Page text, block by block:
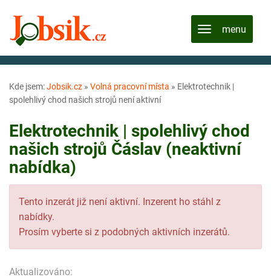
Kde jsem:Jobsik.cz » Volná pracovní místa » Elektrotechnik |
spolehlivý chod našich strojů není aktivní
Elektrotechnik | spolehlivý chod
našich strojů Čáslav (neaktivní
nabídka)
Tento inzerát již není aktivní. Inzerent ho stáhl z
nabídky.
Prosím vyberte si z podobných aktivních inzerátů.
Aktualizováno: